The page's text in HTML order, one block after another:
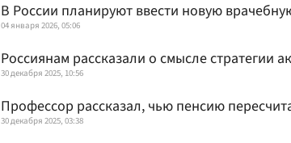
В России планируют ввести новую
04 января 2026, 05:06
Россиянам рассказали о смысле стратегии
30 декабря 2025, 10:56
Профессор рассказал, чью пенсию
30 декабря 2025, 03:38